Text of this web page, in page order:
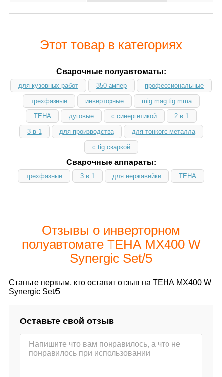
Этот товар в категориях
Сварочные полуавтоматы:
для кузовных работ 350 ампер профессиональные
трехфазные инверторные mig mag tig mma
ТЕНА дуговые с синергетикой 2 в 1
3 в 1 для производства для тонкого металла
с tig сваркой
Сварочные аппараты:
трехфазные 3 в 1 для нержавейки ТЕНА
Отзывы о инверторном
полуавтомате ТЕНА MX400 W
Synergic Set/5
Станьте первым, кто оставит отзыв на ТЕНА MX400 W
Synergic Set/5
Оставьте свой отзыв